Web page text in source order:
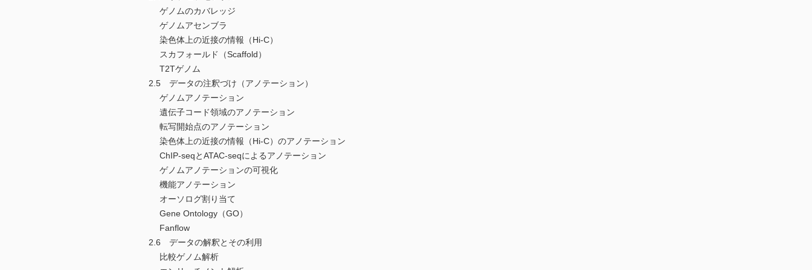
ゲノムのカバレッジ
ゲノムアセンブラ
染色体上の近接の情報（Hi-C）
スカフォールド（Scaffold）
T2Tゲノム
2.5 データの注釈づけ（アノテーション）
ゲノムアノテーション
遺伝子コード領域のアノテーション
転写開始点のアノテーション
染色体上の近接の情報（Hi-C）のアノテーション
ChIP-seqとATAC-seqによるアノテーション
ゲノムアノテーションの可視化
機能アノテーション
オーソログ割り当て
Gene Ontology（GO）
Fanflow
2.6 データの解釈とその利用
比較ゲノム解析